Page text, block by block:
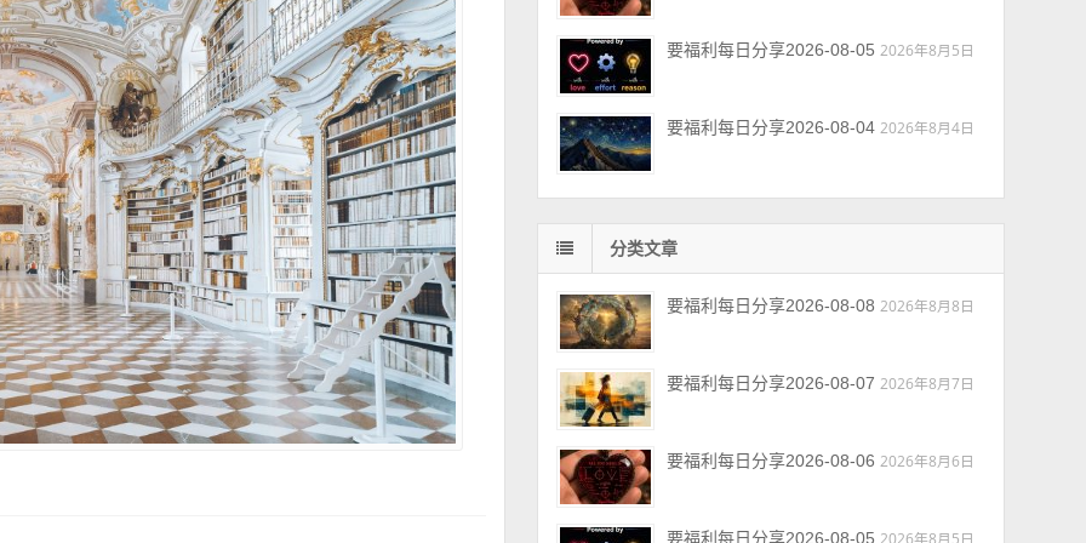
要福利每日分享2026-08-05 2026年8月5日
要福利每日分享2026-08-04 2026年8月4日
分类文章
要福利每日分享2026-08-08 2026年8月8日
要福利每日分享2026-08-07 2026年8月7日
要福利每日分享2026-08-06 2026年8月6日
要福利每日分享2026-08-05 2026年8月5日